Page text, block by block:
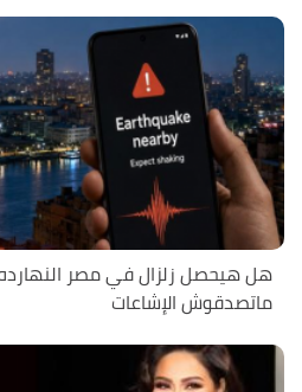
هل هيحصل زلزال في مصر
ماتصدقوش الإشاعات